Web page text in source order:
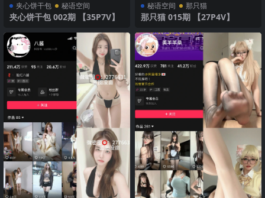
夹心饼干包 秘语空间
夹心饼干包 002期 【35P7V】
秘语空间 那只猫
那只猫 015期 【27P4V】